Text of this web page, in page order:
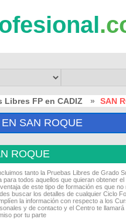
Libres FP en CADIZ » SAN
SAN ROQUE
ROQUE
tanto la Pruebas Libres de Grado
todos aquellos que quieran obtener
de este tipo de formación es que
buscar los detalles de cualquier Ciclo
la información con respecto a los
y de contacto y el Centro te
por tu parte